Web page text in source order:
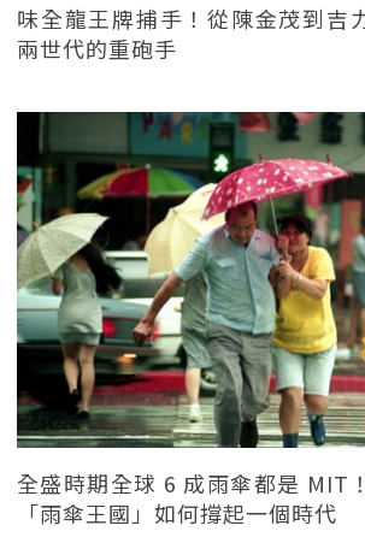
味全龍王牌捕手！從陳金茂到吉
兩世代的重砲手
全盛時期全球 6 成雨傘都是 MIT
「雨傘王國」如何撐起一個時代